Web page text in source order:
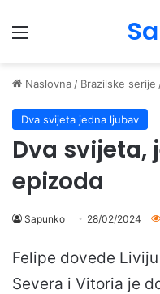
Menu
Naslovna / Brazilske serije
Dva svijeta jedna ljubav
Dva svijeta,
epizoda
Sapunko 28/02/2024
Felipe dovede
Severa i Vitoria je